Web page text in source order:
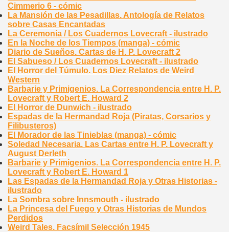
Cimmerio 6 - cómic
La Mansión de las Pesadillas. Antología de Relatos
sobre Casas Encantadas
La Ceremonia / Los Cuadernos Lovecraft - ilustrado
En la Noche de los Tiempos (manga) - cómic
Diario de Sueños. Cartas de H. P. Lovecraft 2
El Sabueso / Los Cuadernos Lovecraft - ilustrado
El Horror del Túmulo. Los Diez Relatos de Weird
Western
Barbarie y Primigenios. La Correspondencia entre H. P.
Lovecraft y Robert E. Howard 2
El Horror de Dunwich - ilustrado
Espadas de la Hermandad Roja (Piratas, Corsarios y
Filibusteros)
El Morador de las Tinieblas (manga) - cómic
Soledad Necesaria. Las Cartas entre H. P. Lovecraft y
August Derleth
Barbarie y Primigenios. La Correspondencia entre H. P.
Lovecraft y Robert E. Howard 1
Las Espadas de la Hermandad Roja y Otras Historias -
ilustrado
La Sombra sobre Innsmouth - ilustrado
La Princesa del Fuego y Otras Historias de Mundos
Perdidos
Weird Tales. Facsímil Selección 1945